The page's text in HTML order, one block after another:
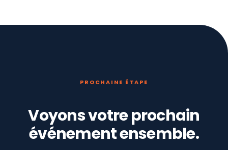
PROCHAINE ÉTAPE
Voyons votre prochain
événement ensemble.